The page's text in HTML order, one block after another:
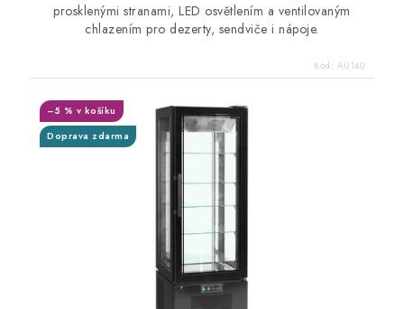
prosklenými stranami, LED osvětlením a ventilovaným
chlazením pro dezerty, sendviče i nápoje.
Kód: AU140
Doprava zdarma
–5 % v košíku